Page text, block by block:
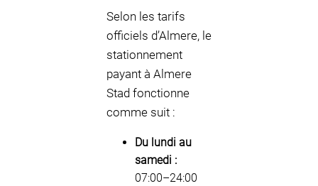
Selon les tarifs
officiels d’Almere, le
stationnement
payant à Almere
Stad fonctionne
comme suit :
Du lundi au
samedi :
07:00–24:00